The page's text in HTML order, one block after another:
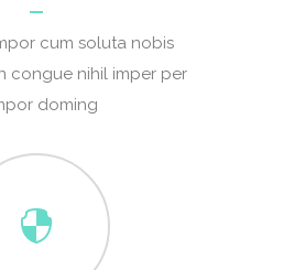
cum soluta nobis
congue nihil imper per
doming